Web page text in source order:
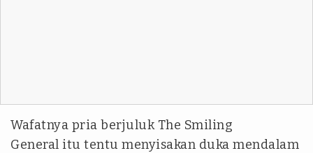
Wafatnya pria berjuluk The Smiling
General itu tentu menyisakan duka mendalam